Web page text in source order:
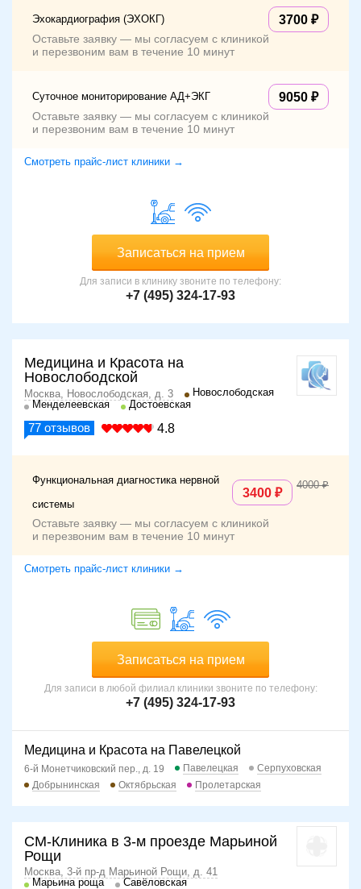
Эхокардиография (ЭХОКГ) 3700
Оставьте заявку — мы согласуем с клиникой
и перезвоним вам в течение 10 минут
Суточное мониторирование АД+ЭКГ 9050
Оставьте заявку — мы согласуем с клиникой
и перезвоним вам в течение 10 минут
Смотреть прайс-лист клиники →
Записаться на прием
Для записи в клинику звоните по телефону:
+7 (495) 324-17-93
Медицина и Красота на
Новослободской
Москва, Новослободская, д. 3
Новослободская
Менделеевская
Достоевская
77 отзывов 4.8
Функциональная диагностика нервной
системы
3400
4000
Оставьте заявку — мы согласуем с клиникой
и перезвоним вам в течение 10 минут
Смотреть прайс-лист клиники →
Записаться на прием
Для записи в любой филиал клиники звоните по телефону:
+7 (495) 324-17-93
Медицина и Красота на Павелецкой
6-й Монетчиковский пер., д. 19 Павелецкая
Серпуховская
Добрынинская
Октябрьская Пролетарская
СМ-Клиника в 3-м проезде Марьиной
Рощи
Москва, 3-й пр-д Марьиной Рощи, д. 41
Марьина роща
Савёловская